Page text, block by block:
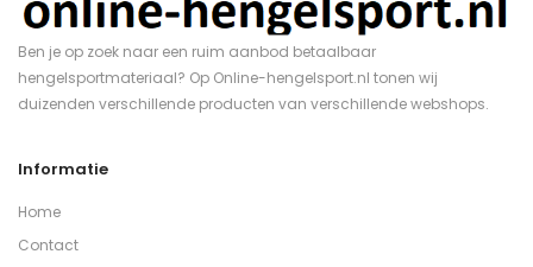
Ben je op zoek naar een ruim aanbod betaalbaar
hengelsportmateriaal? Op Online-hengelsport.nl tonen wij
duizenden verschillende producten van verschillende webshops.
Informatie
Home
Contact